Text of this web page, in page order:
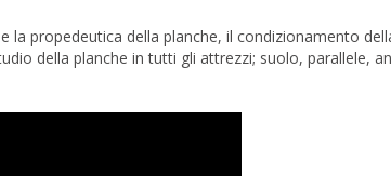
la propedeutica della planche, il condizionamento
della planche in tutti gli attrezzi; suolo, parallele,